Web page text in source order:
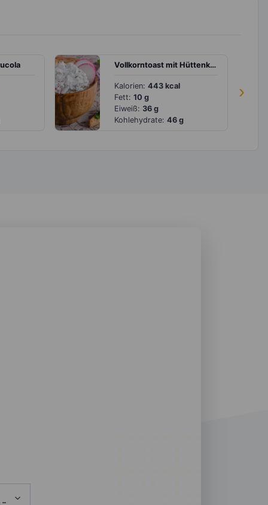
›
Vollkorntoast mit Hüttenkäse und Radieschen
Kalorien: 443 kcal
Fett: 10 g
Eiweiß: 36 g
Kohlehydrate: 46 g